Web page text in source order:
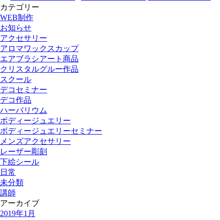
カテゴリー
WEB制作
お知らせ
アクセサリー
アロマワックスカップ
エアブラシアート商品
クリスタルグルー作品
スクール
デコセミナー
デコ作品
ハーバリウム
ボディージュエリー
ボディージュエリーセミナー
メンズアクセサリー
レーザー彫刻
下絵シール
日常
未分類
講師
アーカイブ
2019年1月